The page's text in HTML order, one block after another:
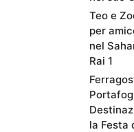
Teo e
per
nel
Rai 1
la Festa